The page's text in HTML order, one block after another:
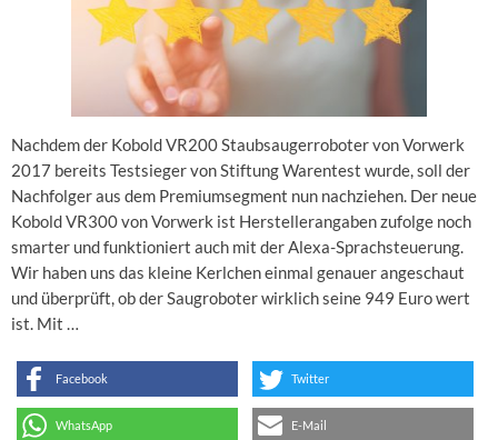
Nachdem der Kobold VR200 Staubsaugerroboter von Vorwerk
2017 bereits Testsieger von Stiftung Warentest wurde, soll der
Nachfolger aus dem Premiumsegment nun nachziehen. Der neue
Kobold VR300 von Vorwerk ist Herstellerangaben zufolge noch
smarter und funktioniert auch mit der Alexa-Sprachsteuerung.
Wir haben uns das kleine Kerlchen einmal genauer angeschaut
und überprüft, ob der Saugroboter wirklich seine 949 Euro wert
ist. Mit …
Facebook Twitter
WhatsApp E-Mail